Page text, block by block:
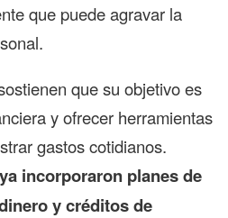
que puede agravar la
que su objetivo es
y ofrecer herramientas
gastos cotidianos.
incorporaron planes de
y créditos de